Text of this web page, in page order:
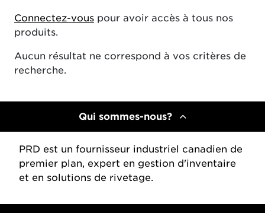
Connectez-vous pour avoir accès à tous nos
produits.
Aucun résultat ne correspond à vos critères de
recherche.
Qui sommes-nous?
PRD est un fournisseur industriel canadien de
premier plan, expert en gestion d'inventaire
et en solutions de rivetage.